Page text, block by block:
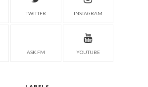
TWITTER INSTAGRAM
ASK.FM YOUTUBE